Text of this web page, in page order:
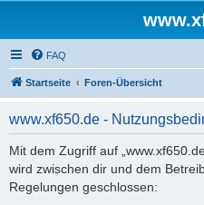
FAQ
Startseite Foren-Übersicht
www.xf650.de -
Mit dem Zugriff auf
wird zwischen dir und dem
Regelungen geschlossen: